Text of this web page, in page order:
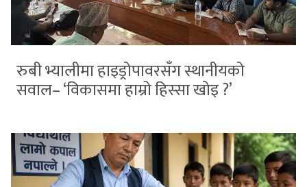
रुबी भ्यालीमा हाइड्रोपावरसँग स्थानीयको
सवाल– ‘विकासमा हाम्रो हिस्सा खोइ ?’